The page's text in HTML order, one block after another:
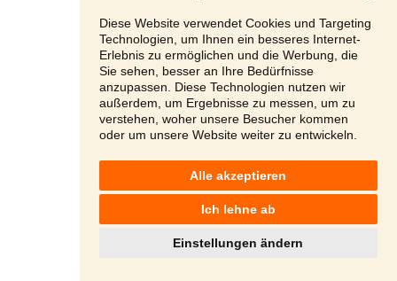
Diese Website verwendet Cookies und Targeting
Technologien, um Ihnen ein besseres Internet-
Erlebnis zu ermöglichen und die Werbung, die
Sie sehen, besser an Ihre Bedürfnisse
anzupassen. Diese Technologien nutzen wir
außerdem, um Ergebnisse zu messen, um zu
verstehen, woher unsere Besucher kommen
oder um unsere Website weiter zu entwickeln.
Alle akzeptieren
Ich lehne ab
Einstellungen ändern